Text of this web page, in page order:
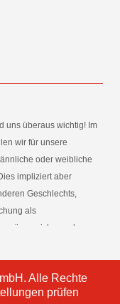
uns überaus wichtig! Im
wir für unsere
oder weibliche
impliziert aber
Geschlechts,
als
mögen sich von den
der
Politik derAlle Rechte
prüfen